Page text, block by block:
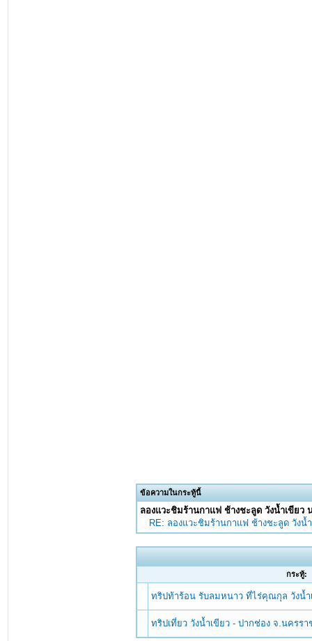
ข้อความในกระทู้นี้
ลองแวะชิมร้านกาแฟ ช้างชะลูด วังน้ำเขียว
RE: ลองแวะชิมร้านกาแฟ ช้างชะลูด วังน้
กระทู้:
ทริปท้าร้อน รับลมหนาว ที่ไร่คุณกุล วังน้ำ
ทริปเที่ยว วังน้ำเขียว - ปากช่อง จ.นครร